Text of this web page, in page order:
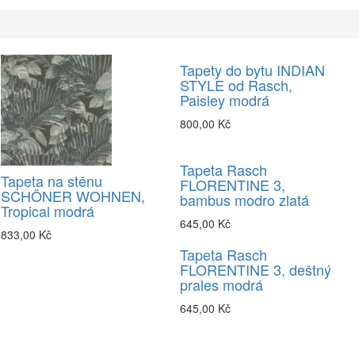
Tapeta na stěnu
SCHÖNER WOHNEN,
Tropical modrá
833,00 Kč
Tapety do bytu INDIAN
STYLE od Rasch,
Paisley modrá
800,00 Kč
Tapeta Rasch
FLORENTINE 3,
bambus modro zlatá
645,00 Kč
Tapeta Rasch
FLORENTINE 3, deštný
prales modrá
645,00 Kč